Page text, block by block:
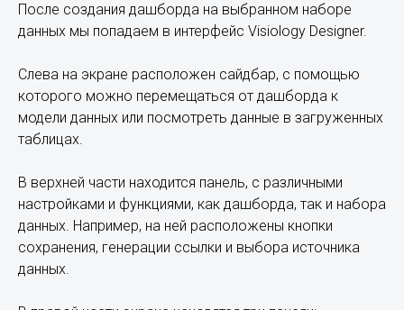
После создания дашборда на выбранном наборе
данных мы попадаем в интерфейс Visiology Designer.
Слева на экране расположен сайдбар, с помощью
которого можно перемещаться от дашборда к
модели данных или посмотреть данные в загруженных
таблицах.
В верхней части находится панель, с различными
настройками и функциями, как дашборда, так и набора
данных. Например, на ней расположены кнопки
сохранения, генерации ссылки и выбора источника
данных.